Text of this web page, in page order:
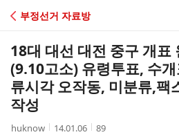
C
A
부정선거 자료방
18대 대선 대전 중구 개표
(9.10고소) 유령투표, 수
류시각 오작동, 미분류,팩
작성
작
huknow
작
14.01.06
조
89